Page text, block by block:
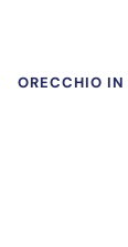
ORECCHIO